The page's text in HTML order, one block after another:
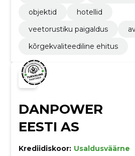
objektid
hotellid
veetorustiku paigaldus
kõrgekvaliteediline ehitus
DANPOWER
EESTI AS
Krediidiskoor: Usaldusväärne